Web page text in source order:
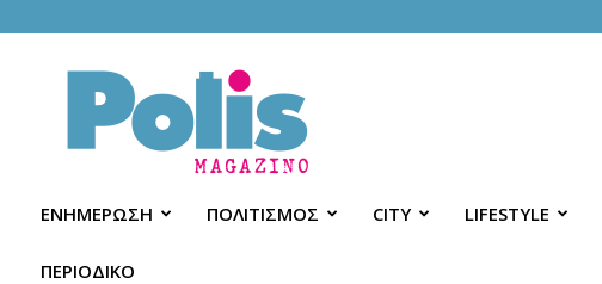
Polis
Magazino
ΕΝΗΜΕΡΩΣΗ ΠΟΛΙΤΙΣΜΟΣ CITY LIFESTYLE
ΠΕΡΙΟΔΙΚΟ